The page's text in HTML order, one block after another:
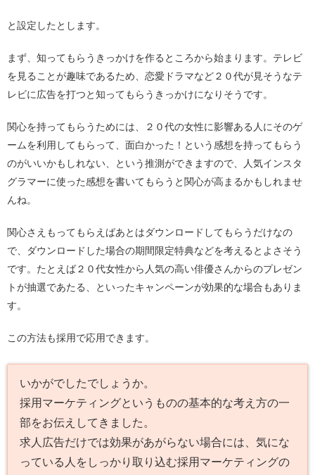
と設定したとします。
まず、知ってもらうきっかけを作るところから始まります。テレビ
を見ることが趣味であるため、恋愛ドラマなど２０代が見そうなテ
レビに広告を打つと知ってもらうきっかけになりそうです。
関心を持ってもらうためには、２０代の女性に影響ある人にそのゲ
ームを利用してもらって、面白かった！という感想を持ってもらう
のがいいかもしれない、という推測ができますので、人気インスタ
グラマーに使った感想を書いてもらうと関心が高まるかもしれませ
んね。
関心さえもってもらえばあとはダウンロードしてもらうだけなの
で、ダウンロードした場合の期間限定特典などを考えるとよさそう
です。たとえば２０代女性から人気の高い俳優さんからのプレゼン
トが抽選であたる、といったキャンペーンが効果的な場合もありま
す。
この方法も採用で応用できます。
いかがでしたでしょうか。
採用マーケティングというものの基本的な考え方の一
部をお伝えしてきました。
求人広告だけでは効果があがらない場合には、気にな
っている人をしっかり取り込む採用マーケティングの